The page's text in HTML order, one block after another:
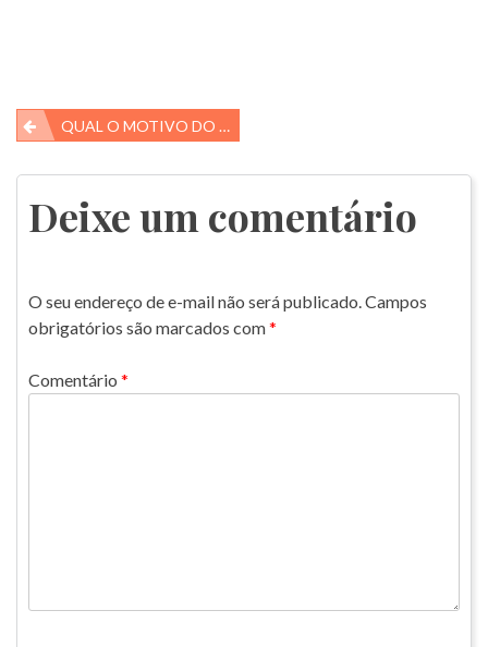
Navegação
de
Post
QUAL O MOTIVO DO TÉRMINO DO HORÁRIO DE VERÃO?
Deixe um comentário
O seu endereço de e-mail não será publicado. Campos
obrigatórios são marcados com*
Comentário *